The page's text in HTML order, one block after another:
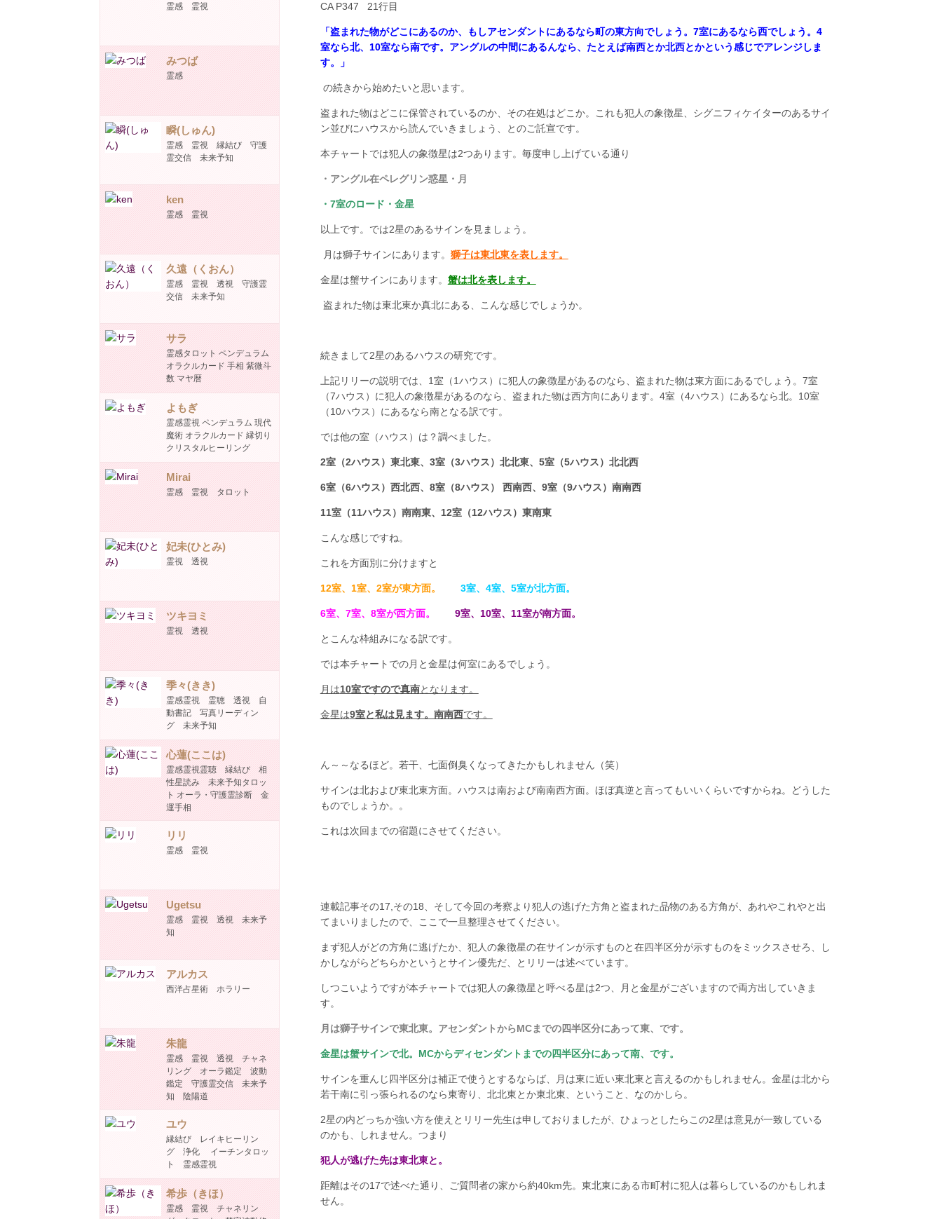
霊感 霊視
みつば
霊感
瞬(しゅん)
霊感 霊視 縁結び 守護
霊交信 未来予知
ken
霊感 霊視
久遠（くおん）
霊感 霊視 透視 守護霊
交信 未来予知
サラ
霊感タロット ペンデュラム
オラクルカード 手相 紫微斗
数 マヤ暦
よもぎ
霊感霊視 ペンデュラム 現代
魔術 オラクルカード 縁切り
クリスタルヒーリング
Mirai
霊感 霊視 タロット
妃未(ひとみ)
霊視 透視
ツキヨミ
霊視 透視
季々(きき)
霊感霊視 霊聴 透視 自
動書記 写真リーディン
グ 未来予知
心蓮(ここは)
霊感霊視霊聴 縁結び 相
性星読み 未来予知タロッ
ト オーラ・守護霊診断 金
運手相
リリ
霊感 霊視
Ugetsu
霊感 霊視 透視 未来予
知
アルカス
西洋占星術 ホラリー
朱龍
霊感 霊視 透視 チャネ
リング オーラ鑑定 波動
鑑定 守護霊交信 未来予
知 陰陽道
ユウ
縁結び レイキヒーリン
グ 浄化 イーチンタロッ
ト 霊感霊視
希歩（きほ）
霊感 霊視 チャネリン
CA P347 21行目
「盗まれた物がどこにあるのか、もしアセンダントにあるなら町の東方向でしょう。7室にあるなら西でしょう。4
室なら北、10室なら南です。アングルの中間にあるんなら、たとえば南西とか北西とかという感じでアレンジしま
す。」
の続きから始めたいと思います。
盗まれた物はどこに保管されているのか、その在処はどこか。これも犯人の象徴星、シグニフィケイターのあるサイ
ン並びにハウスから読んでいきましょう、とのご託宣です。
本チャートでは犯人の象徴星は2つあります。毎度申し上げている通り
・アングル在ペレグリン惑星・月
・7室のロード・金星
以上です。では2星のあるサインを見ましょう。
月は獅子サインにあります。 獅子は東北東を表します。
金星は蟹サインにあります。 蟹は北を表します。
盗まれた物は東北東か真北にある、こんな感じでしょうか。
続きまして2星のあるハウスの研究です。
上記リリーの説明では、1室（1ハウス）に犯人の象徴星があるのなら、盗まれた物は東方面にあるでしょう。7室
（7ハウス）に犯人の象徴星があるのなら、盗まれた物は西方向にあります。4室（4ハウス）にあるなら北。10室
（10ハウス）にあるなら南となる訳です。
では他の室（ハウス）は？調べました。
2室（2ハウス）東北東、3室（3ハウス）北北東、5室（5ハウス）北北西
6室（6ハウス）西北西、8室（8ハウス） 西南西、9室（9ハウス）南南西
11室（11ハウス）南南東、12室（12ハウス）東南東
こんな感じですね。
これを方面別に分けますと
12室、1室、2室が東方面。 3室、4室、5室が北方面。
6室、7室、8室が西方面。 9室、10室、11室が南方面。
とこんな枠組みになる訳です。
では本チャートでの月と金星は何室にあるでしょう。
月は10室ですので真南となります。
金星は9室と私は見ます。南南西です。
ん～～なるほど。若干、 七面倒臭く なってきたかもしれません（笑）
サインは北および東北東方面。ハウスは南および南南西方面。ほぼ真逆と言ってもいいくらいですからね。どうした
ものでしょうか。。
これは次回までの宿題にさせてください。
連載記事その17,その18、そして今回の考察より犯人の逃げた方角と盗まれた品物のある方角が、あれやこれやと出
てまいりましたので、ここで一旦整理させてください。
まず犯人がどの方角に逃げたか、犯人の象徴星の在サインが示すものと在四半区分が示すものをミックスさせろ、し
かしながらどちらかというとサイン優先だ、とリリーは述べています。
しつこいようですが本チャートでは犯人の象徴星と呼べる星は2つ、月と金星がございますので両方出していきま
す。
月は獅子サインで東北東。アセンダントからMCまでの四半区分にあって東、です。
金星は蟹サインで北。MCからディセンダントまでの四半区分にあって南、です。
サインを重んじ四半区分は補正で使うとするならば、月は東に近い東北東と言えるのかもしれません。金星は北から
若干南に引っ張られるのなら東寄り、北北東とか東北東、ということ、なのかしら。
2星の内どっちか強い方を使えとリリー先生は申しておりましたが、ひょっとしたらこの2星は意見が一致している
のかも、しれません。つまり
犯人が逃げた先は東北東と。
距離はその17で述べた通り、ご質問者の家から約40km先。東北東にある市町村に犯人は暮らしているのかもしれま
せん。